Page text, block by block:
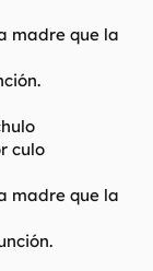
madre que la
culo
madre que la